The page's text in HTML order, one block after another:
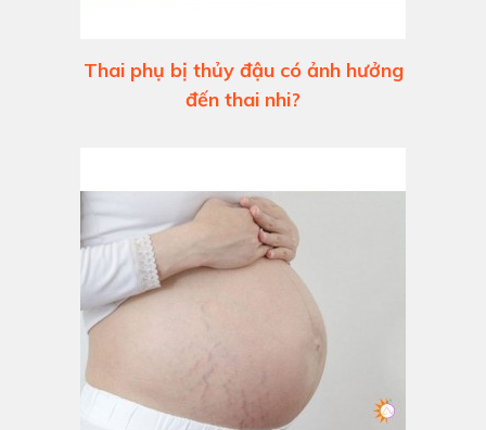
Thai phụ bị thủy đậu có ảnh hưởng
đến thai nhi?